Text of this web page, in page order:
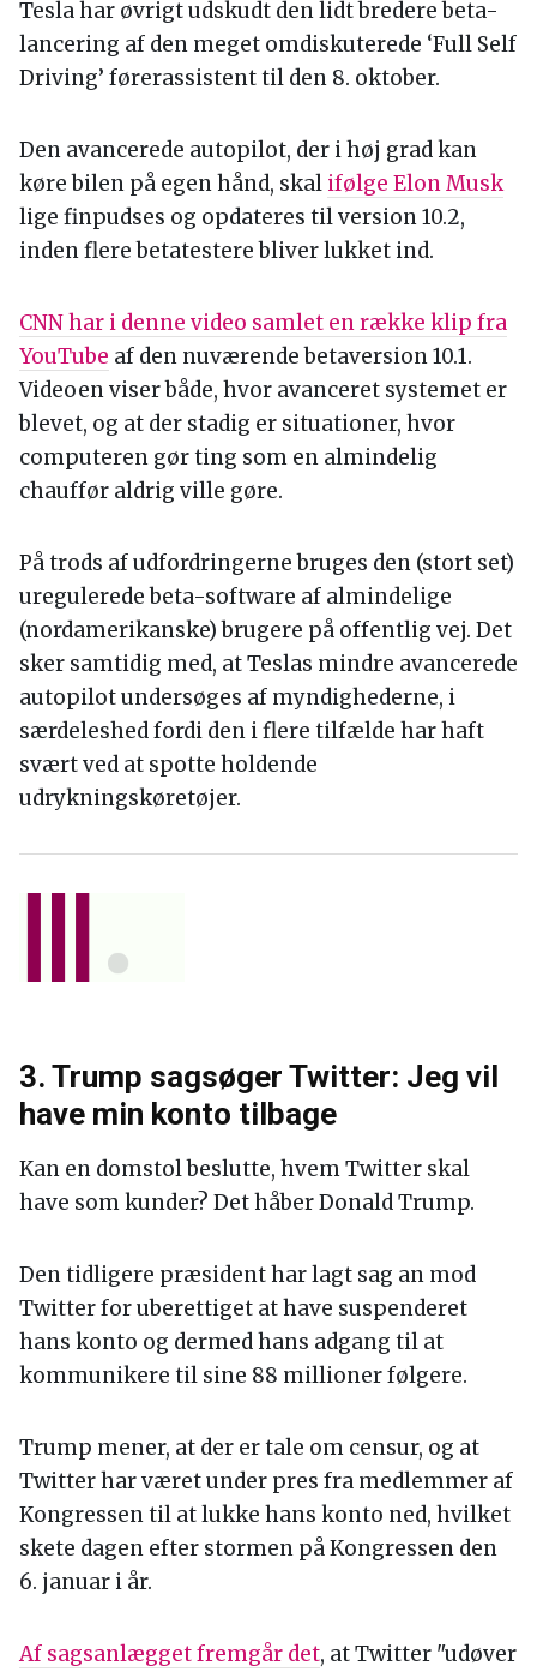
Tesla har øvrigt udskudt den lidt bredere beta-
lancering af den meget omdiskuterede ‘Full Self
Driving’ førerassistent til den 8. oktober.
Den avancerede autopilot, der i høj grad kan
køre bilen på egen hånd, skal ifølge Elon Musk
lige finpudses og opdateres til version 10.2,
inden flere betatestere bliver lukket ind.
CNN har i denne video samlet en række klip fra
YouTube af den nuværende betaversion 10.1.
Videoen viser både, hvor avanceret systemet er
blevet, og at der stadig er situationer, hvor
computeren gør ting som en almindelig
chauffør aldrig ville gøre.
På trods af udfordringerne bruges den (stort set)
uregulerede beta-software af almindelige
(nordamerikanske) brugere på offentlig vej. Det
sker samtidig med, at Teslas mindre avancerede
autopilot undersøges af myndighederne, i
særdeleshed fordi den i flere tilfælde har haft
svært ved at spotte holdende
udrykningskøretøjer.
3. Trump sagsøger Twitter: Jeg vil
have min konto tilbage
Kan en domstol beslutte, hvem Twitter skal
have som kunder? Det håber Donald Trump.
Den tidligere præsident har lagt sag an mod
Twitter for uberettiget at have suspenderet
hans konto og dermed hans adgang til at
kommunikere til sine 88 millioner følgere.
Trump mener, at der er tale om censur, og at
Twitter har været under pres fra medlemmer af
Kongressen til at lukke hans konto ned, hvilket
skete dagen efter stormen på Kongressen den
6. januar i år.
Af sagsanlægget fremgår det, at Twitter "udøver